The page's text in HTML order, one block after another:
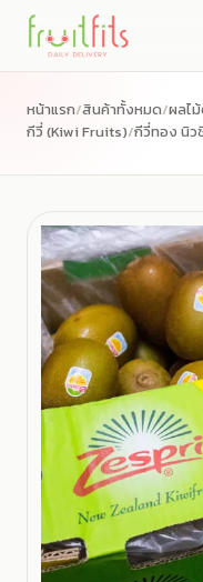
Skip
content
หน้าแรก/สินค้าทั้งหมด/ผลไ
กีวี่ (Kiwi Fruits)/กีวี่ทอง นิ